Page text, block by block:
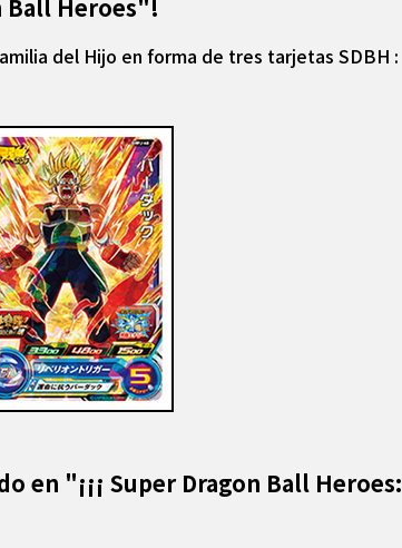
Ball Heroes"!
del Hijo en forma de tres tarjetas SDBH :
en "¡¡¡ Super Dragon Ball Heroes: